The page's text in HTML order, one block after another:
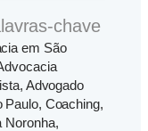
chave
em São
, Advogado
Paulo, Coaching,
Noronha,